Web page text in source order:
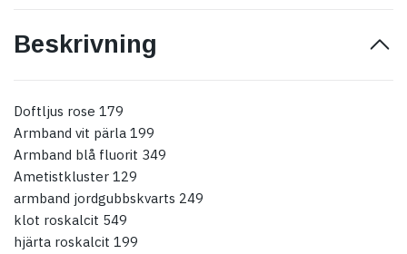
Beskrivning
Doftljus rose 179
Armband vit pärla 199
Armband blå fluorit 349
Ametistkluster 129
armband jordgubbskvarts 249
klot roskalcit 549
hjärta roskalcit 199